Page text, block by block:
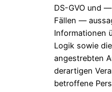
DS-GVO und
Fällen —
Informationen
Logik sowie
angestrebten
derartigen
betroffene